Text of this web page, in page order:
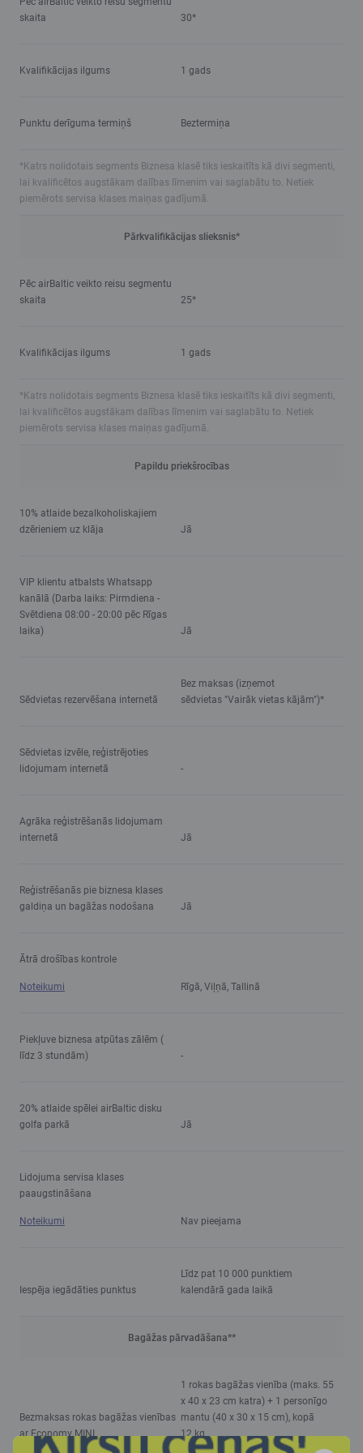
skaita
30*
Kvalifikācijas ilgums 1 gads
Punktu derīguma termiņš Beztermiņa
*Katrs nolidotais segments Biznesa klasē tiks ieskaitīts kā divi segmenti,
lai kvalificētos augstākam dalības līmenim vai saglabātu to. Netiek
piemērots servisa klases maiņas gadījumā.
Pārkvalifikācijas slieksnis*
Pēc airBaltic veikto reisu segmentu
skaita
25*
Kvalifikācijas ilgums 1 gads
*Katrs nolidotais segments Biznesa klasē tiks ieskaitīts kā divi segmenti,
lai kvalificētos augstākam dalības līmenim vai saglabātu to. Netiek
piemērots servisa klases maiņas gadījumā.
Papildu priekšrocības
10% atlaide bezalkoholiskajiem
dzērieniem uz klāja
Jā
VIP klientu atbalsts Whatsapp
kanālā (Darba laiks: Pirmdiena -
Svētdiena 08:00 - 20:00 pēc Rīgas
laika)
Jā
Sēdvietas rezervēšana internetā
Bez maksas (izņemot
sēdvietas "Vairāk vietas kājām")*
Sēdvietas izvēle, reģistrējoties
lidojumam internetā
-
Agrāka reģistrēšanās lidojumam
internetā
Jā
Reģistrēšanās pie biznesa klases
galdiņa un bagāžas nodošana
Jā
Ātrā drošības kontrole
Noteikumi Rīgā, Viļņā, Tallinā
Piekļuve biznesa atpūtas zālēm (
līdz 3 stundām)
-
20% atlaide spēlei airBaltic disku
golfa parkā
Jā
Lidojuma servisa klases
paaugstināšana
Noteikumi Nav pieejama
Iespēja iegādāties punktus
Līdz pat 10 000 punktiem
kalendārā gada laikā
Bagāžas pārvadāšana**
Bezmaksas rokas bagāžas vienības
ar Economy MINI
1 rokas bagāžas vienība (maks. 55
x 40 x 23 cm katra) + 1 personīgo
mantu (40 x 30 x 15 cm), kopā
12 kg